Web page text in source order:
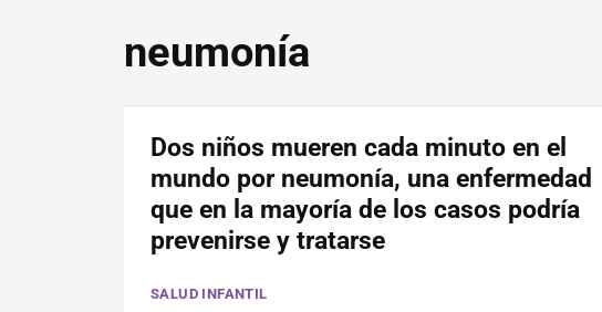
neumonía
Dos niños mueren cada minuto en el
mundo por neumonía, una enfermedad
que en la mayoría de los casos podría
prevenirse y tratarse
SALUD INFANTIL